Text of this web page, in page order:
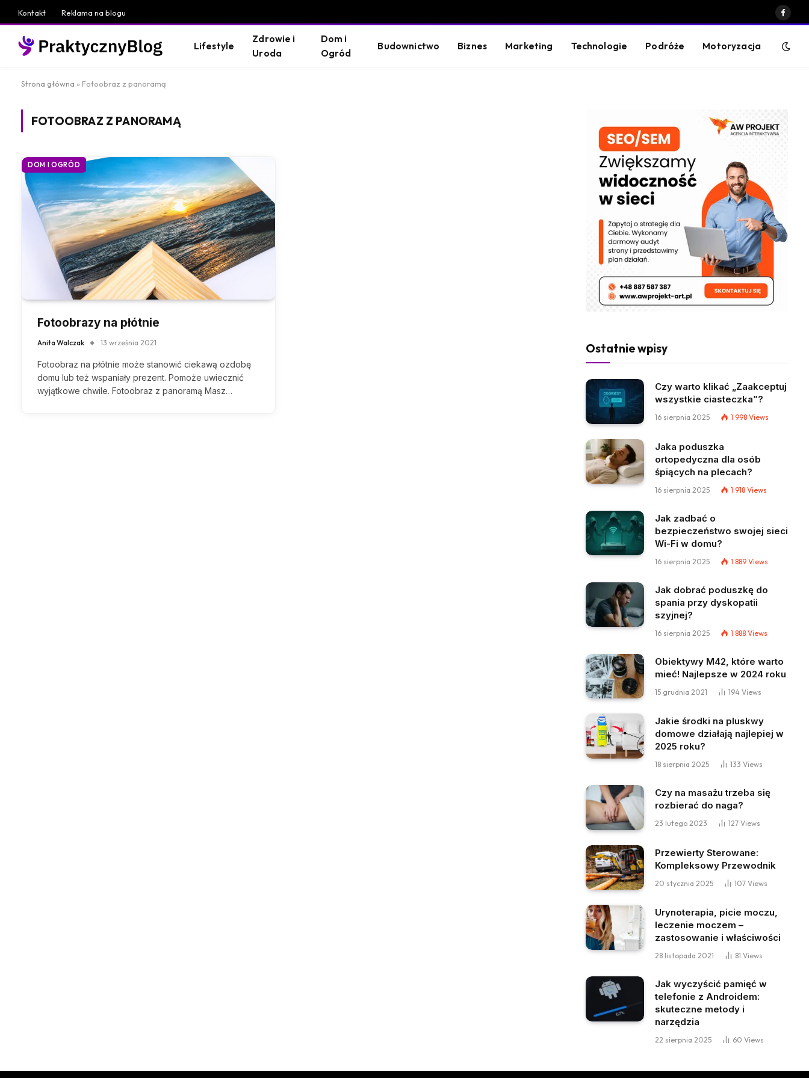
Kontakt Reklama na blogu
Lifestyle
Zdrowie i
Uroda
Dom i
Ogród
Budownictwo Biznes Marketing Technologie Podróże Motoryzacja
Strona główna » Fotoobraz z panoramą
FOTOOBRAZ Z PANORAMĄ
DOM I OGRÓD
Fotoobrazy na płótnie
Anita Walczak 13 września 2021
Fotoobraz na płótnie może stanowić ciekawą ozdobę
domu lub też wspaniały prezent. Pomoże uwiecznić
wyjątkowe chwile. Fotoobraz z panoramą Masz…
Ostatnie wpisy
Czy warto klikać „Zaakceptuj
wszystkie ciasteczka”?
16 sierpnia 2025 1 998 Views
Jaka poduszka
ortopedyczna dla osób
śpiących na plecach?
16 sierpnia 2025 1 918 Views
Jak zadbać o
bezpieczeństwo swojej sieci
Wi-Fi w domu?
16 sierpnia 2025 1 889 Views
Jak dobrać poduszkę do
spania przy dyskopatii
szyjnej?
16 sierpnia 2025 1 888 Views
Obiektywy M42, które warto
mieć! Najlepsze w 2024 roku
15 grudnia 2021 194 Views
Jakie środki na pluskwy
domowe działają najlepiej w
2025 roku?
18 sierpnia 2025 133 Views
Czy na masażu trzeba się
rozbierać do naga?
23 lutego 2023 127 Views
Przewierty Sterowane:
Kompleksowy Przewodnik
20 stycznia 2025 107 Views
Urynoterapia, picie moczu,
leczenie moczem –
zastosowanie i właściwości
28 listopada 2021 81 Views
Jak wyczyścić pamięć w
telefonie z Androidem:
skuteczne metody i
narzędzia
22 sierpnia 2025 60 Views